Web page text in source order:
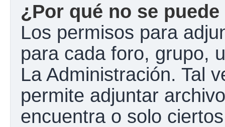
¿Por qué no se
Los permisos para
para cada foro, grupo,
La Administración. Tal
permite adjuntar
encuentra o solo